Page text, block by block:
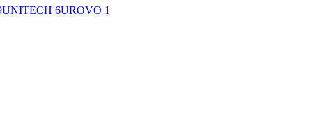
UNITECH 6UROVO 1